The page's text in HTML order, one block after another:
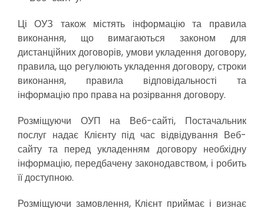
Ці ОУЗ також містять інформацію та правила
виконання, що вимагаються законом для
дистанційних договорів, умови укладення договору,
правила, що регулюють укладення договору, строки
виконання, правила відповідальності та
інформацію про права на розірвання договору.
Розміщуючи ОУП на Веб-сайті, Постачальник
послуг надає Клієнту під час відвідування Веб-
сайту та перед укладенням договору необхідну
інформацію, передбачену законодавством, і робить
її доступною.
Розміщуючи замовлення, Клієнт приймає і визнає